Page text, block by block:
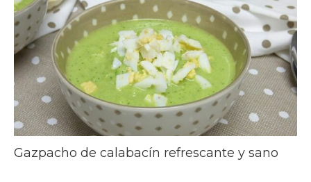
Gazpacho de calabacín refrescante y sano